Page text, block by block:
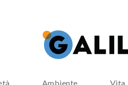
Ambiente Vita